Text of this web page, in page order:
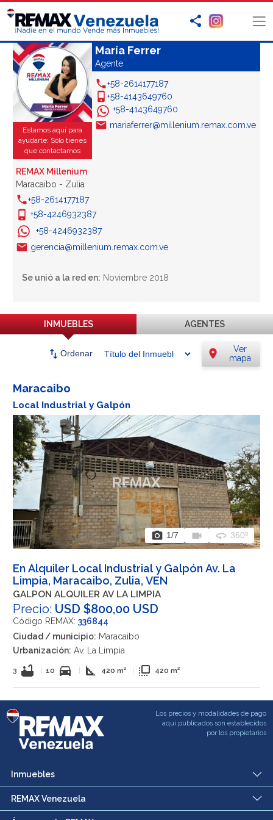
Estamos aquí para
ayudarte: Sólo tienes
que contactarnos
María Ferrer
Agente
+58-2614177187
+58-4143649760
+58-4143649760
mariaferrer@millenium.remax.com.ve
REMAX Millenium
Maracaibo - Zulia
+58-2614177187
+58-4246932387
+58-4246932387
gerencia@millenium.remax.com.ve
Se unió a la red en: Noviembre 2018
INMUEBLES AGENTES
swap_vert Ordenar location_on
Ver
mapa
Maracaibo
Local Industrial y Galpón
photo_camera 1/7 videocam 360 360º
En Alquiler Local Industrial y Galpón Av. La
Limpia, Maracaibo, Zulia, VEN
GALPON ALQUILER AV LA LIMPIA
Precio: USD $800,00 USD
Código REMAX: 336844
Ciudad / municipio: Maracaibo
Urbanización: Av. La Limpia
3 bathtub 10 directions_car square_foot 420 m² flip_to_front 420 m²
Los precios y modalidades de pago
aqui publicados son establecidos
por los propietarios
Inmuebles
REMAX Venezuela